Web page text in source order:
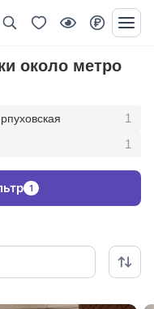
около метро
1
1
1